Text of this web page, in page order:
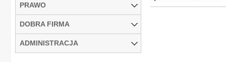
PRAWO
DOBRA FIRMA
ADMINISTRACJA